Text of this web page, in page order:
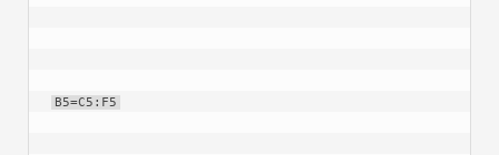
B5=C5:F5